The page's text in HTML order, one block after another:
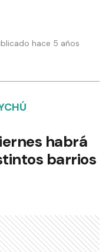
hace 5 años
habrá
barrios